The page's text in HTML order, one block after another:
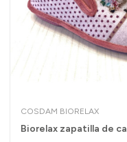
COSDAM BIORELAX